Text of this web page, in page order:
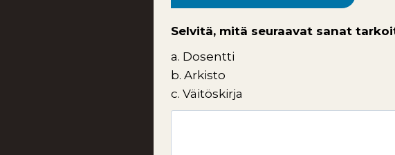
Selvitä, mitä seuraavat sanat
a. Dosentti
b. Arkisto
c. Väitöskirja